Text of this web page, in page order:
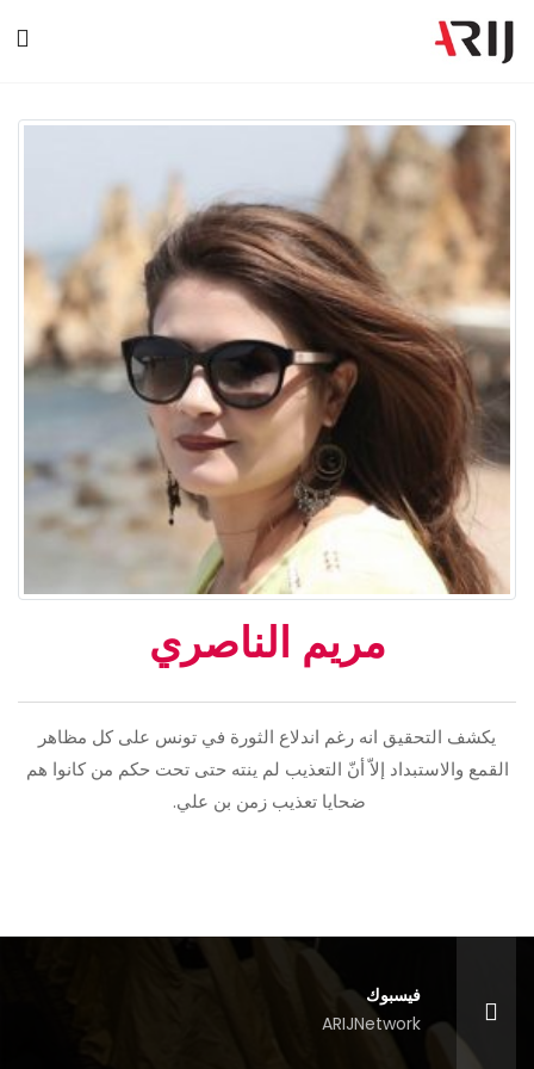
مريم الناصري
يكشف التحقيق انه رغم اندلاع الثورة في تونس على كل مظاهر
القمع والاستبداد إلاّ أنّ التعذيب لم ينته حتى تحت حكم من كانوا هم
ضحايا تعذيب زمن بن علي.
فيسبوك
ARIJNetwork